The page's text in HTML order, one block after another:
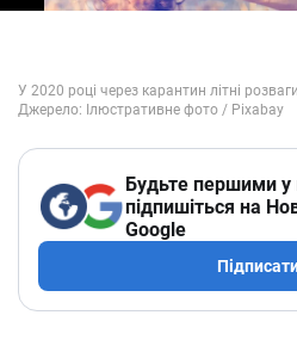
Будьте першими у
підпишіться на
Google